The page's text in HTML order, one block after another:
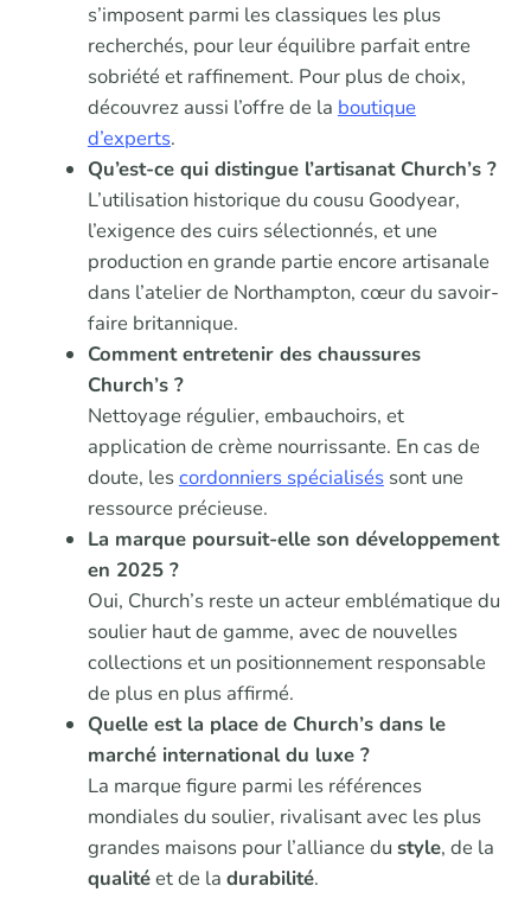
s’imposent parmi les classiques les plus
recherchés, pour leur équilibre parfait entre
sobriété et raffinement. Pour plus de choix,
découvrez aussi l’offre de la boutique
d’experts.
Qu’est-ce qui distingue l’artisanat Church’s ?
L’utilisation historique du cousu Goodyear,
l’exigence des cuirs sélectionnés, et une
production en grande partie encore artisanale
dans l’atelier de Northampton, cœur du savoir-
faire britannique.
Comment entretenir des chaussures
Church’s ?
Nettoyage régulier, embauchoirs, et
application de crème nourrissante. En cas de
doute, lescordonniers spécialiséssont une
ressource précieuse.
La marque poursuit-elle son développement
en 2025 ?
Oui, Church’s reste un acteur emblématique du
soulier haut de gamme, avec de nouvelles
collections et un positionnement responsable
de plus en plus affirmé.
Quelle est la place de Church’s dans le
marché international du luxe ?
La marque figure parmi les références
mondiales du soulier, rivalisant avec les plus
grandes maisons pour l’alliance du style, de la
qualitéet de la durabilité.